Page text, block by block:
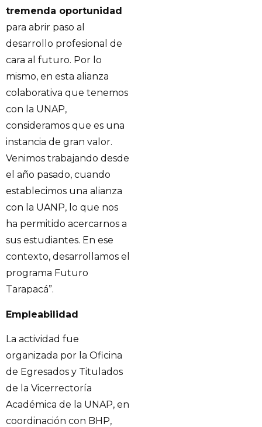
tremenda oportunidad
para abrir paso al
desarrollo profesional de
cara al futuro. Por lo
mismo, en esta alianza
colaborativa que tenemos
con la UNAP,
consideramos que es una
instancia de gran valor.
Venimos trabajando desde
el año pasado, cuando
establecimos una alianza
con la UANP, lo que nos
ha permitido acercarnos a
sus estudiantes. En ese
contexto, desarrollamos el
programa Futuro
Tarapacá”.
Empleabilidad
La actividad fue
organizada por la Oficina
de Egresados y Titulados
de la Vicerrectoría
Académica de la UNAP, en
coordinación con BHP,